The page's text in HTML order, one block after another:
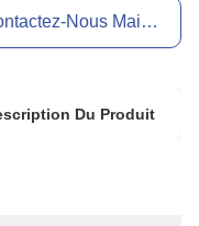
Nous Maintenant
Du Produit